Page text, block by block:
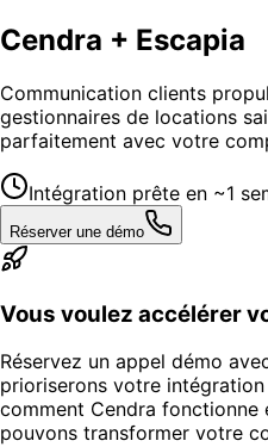
Cendra + Escapia
Communication clients
gestionnaires de locations
parfaitement avec votre
Intégration prête en ~1
Réserver une démo
Vous voulez accélérer
Réservez un appel démo
prioriserons votre
comment Cendra fonctionne
pouvons transformer votre